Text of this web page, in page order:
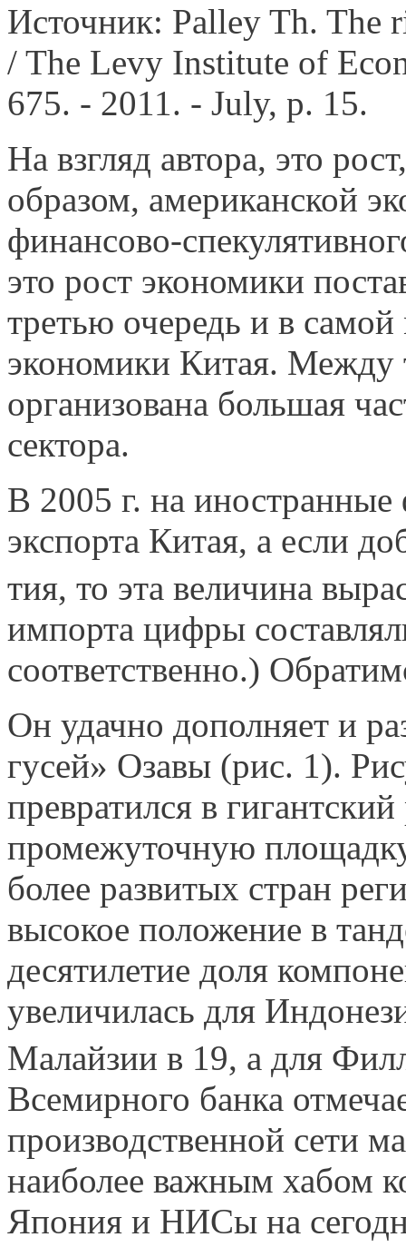
Источник: Palley Th. The
/ The Levy Institute of
675. - 2011. - July, p. 15.
На взгляд автора, это
образом, американской
финансово-
это рост экономики
третью очередь и в
экономики Китая. Между
организо­вана большая
сектора.
В 2005 г. на
экспорта Китая, а если
тия, то эта величина
импорта цифры
соответственно.)
Он удачно дополняет и
гусей» Озавы (рис. 1).
превратился в
промежуточную
более развитых стран
высокое положение в
десятилетие доля
увеличилась для
Малайзии в 19, а для
Всемирного банка
производственной сети
наиболее важным хабом
Япония и НИСы на